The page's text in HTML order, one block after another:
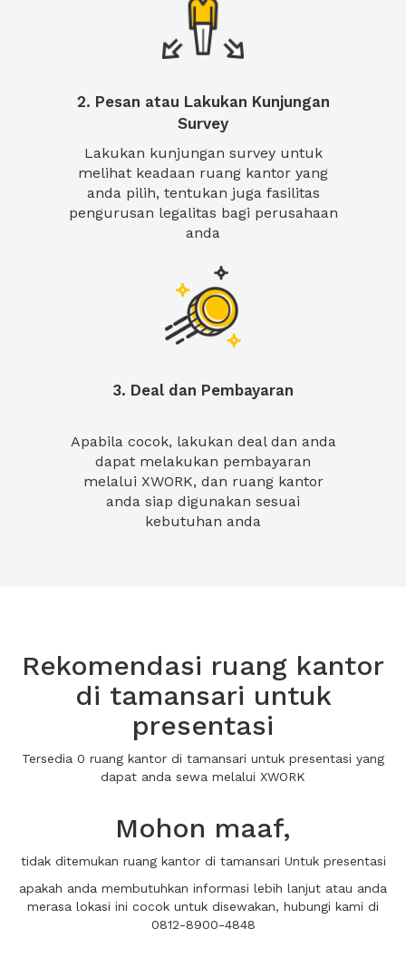
2. Pesan atau Lakukan Kunjungan
Survey
Lakukan kunjungan survey untuk
melihat keadaan ruang kantor yang
anda pilih, tentukan juga fasilitas
pengurusan legalitas bagi perusahaan
anda
3. Deal dan Pembayaran
Apabila cocok, lakukan deal dan anda
dapat melakukan pembayaran
melalui XWORK, dan ruang kantor
anda siap digunakan sesuai
kebutuhan anda
Rekomendasi ruang kantor
di tamansari untuk
presentasi
Tersedia 0 ruang kantor di tamansari untuk presentasi yang
dapat anda sewa melalui XWORK
Mohon maaf,
tidak ditemukan ruang kantor di tamansari Untuk presentasi
apakah anda membutuhkan informasi lebih lanjut atau anda
merasa lokasi ini cocok untuk disewakan, hubungi kami di
0812-8900-4848